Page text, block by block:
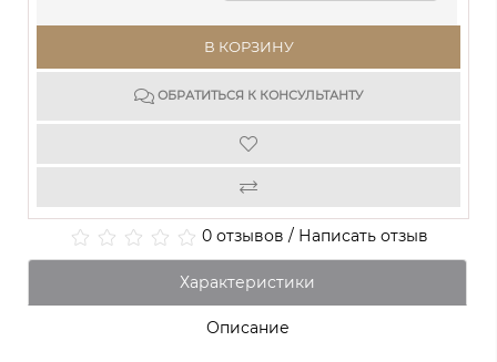
В КОРЗИНУ
ОБРАТИТЬСЯ К КОНСУЛЬТАНТУ
0 отзывов / Написать отзыв
Характеристики
Описание